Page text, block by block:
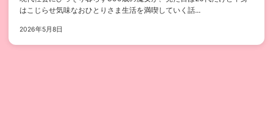
はこじらせ気味なおひとりさま生活を満喫していく話...
2026年5月8日